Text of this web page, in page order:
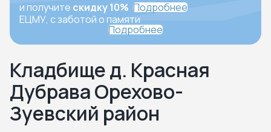
и получите скидку 10% Подробнее
ЕЦМУ, с заботой о памяти
Подробнее
Кладбище д. Красная
Дубрава Орехово-
Зуевский район